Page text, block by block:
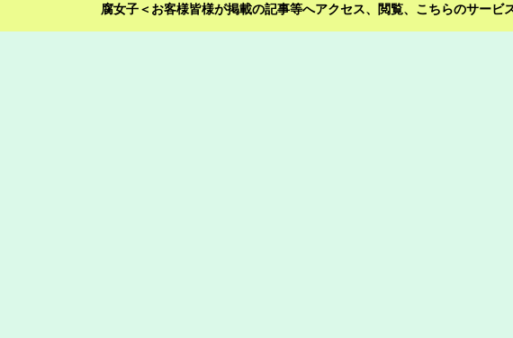
腐女子＜お客様皆様が掲載の記事等へアクセス、閲覧、こちらのサー